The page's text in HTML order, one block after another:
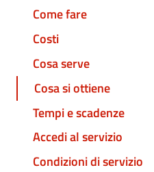
Come fare
Costi
Cosa serve
Cosa si ottiene
Tempi e scadenze
Accedi al servizio
Condizioni di servizio